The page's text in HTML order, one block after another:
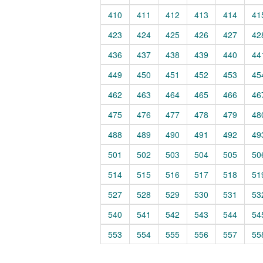
410
411 412 413 414
423
424 425 426 427
436
437 438 439 440
449
450 451 452 453
462
463 464 465 466
475
476 477 478 479
488
489 490 491 492
501
502 503 504 505
514
515 516 517 518
527
528 529 530 531
540
541 542 543 544
553
554 555 556 557